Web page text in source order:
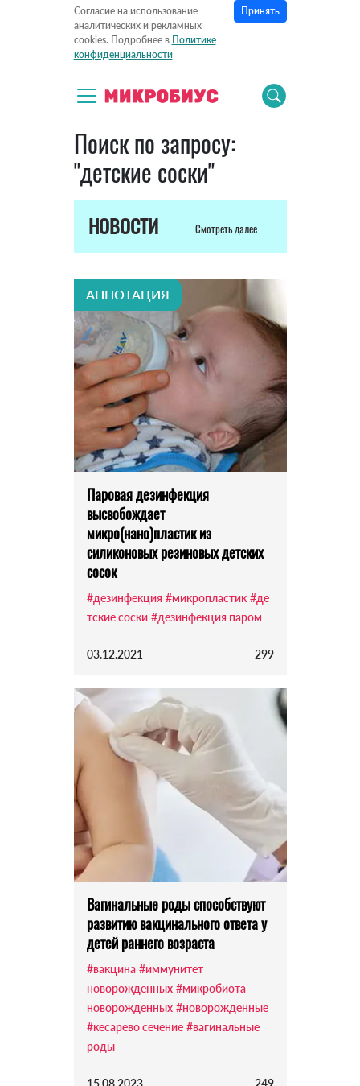
Согласие на использование
аналитических и рекламных
cookies. Подробнее в Политике
конфиденциальности
Принять
Поиск по запросу:
"детские соски"
НОВОСТИ Смотреть далее
АННОТАЦИЯ
Паровая дезинфекция
высвобождает
микро(нано)пластик из
силиконовых резиновых детских
сосок
#дезинфекция #микропластик #де
тские соски #дезинфекция паром
03.12.2021 299
Вагинальные роды способствуют
развитию вакцинального ответа у
детей раннего возраста
#вакцина #иммунитет
новорожденных #микробиота
новорожденных #новорожденные
#кесарево сечение #вагинальные
роды
15.08.2023 249